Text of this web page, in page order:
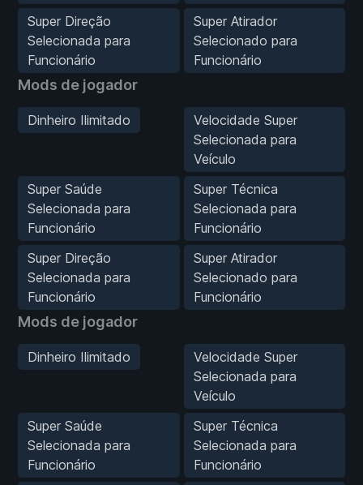
Super Direção
Selecionada para
Funcionário
Super Atirador
Selecionado para
Funcionário
Mods de jogador
Dinheiro Ilimitado
Velocidade Super
Selecionada para
Veículo
Super Saúde
Selecionada para
Funcionário
Super Técnica
Selecionada para
Funcionário
Super Direção
Selecionada para
Funcionário
Super Atirador
Selecionado para
Funcionário
Mods de jogador
Dinheiro Ilimitado
Velocidade Super
Selecionada para
Veículo
Super Saúde
Selecionada para
Funcionário
Super Técnica
Selecionada para
Funcionário